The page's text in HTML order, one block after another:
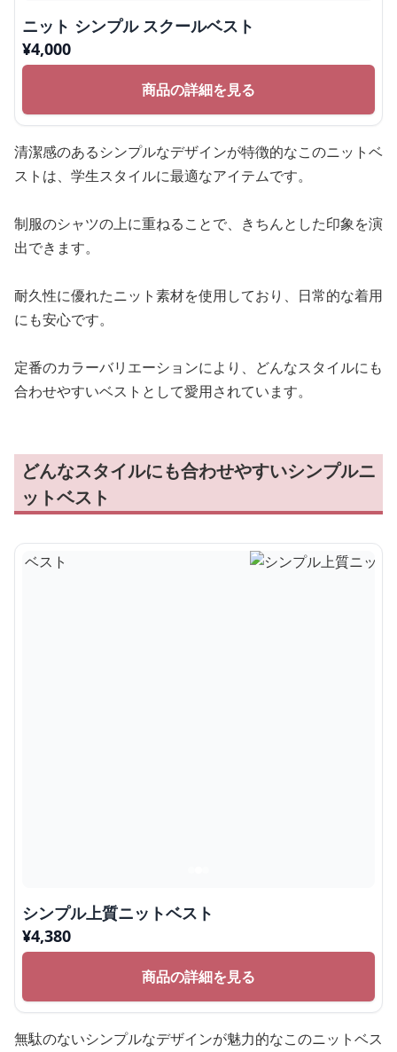
ニット シンプル スクールベスト
¥4,000
商品の詳細を見る
清潔感のあるシンプルなデザインが特徴的なこのニットベ
ストは、学生スタイルに最適なアイテムです。
制服のシャツの上に重ねることで、きちんとした印象を演
出できます。
耐久性に優れたニット素材を使用しており、日常的な着用
にも安心です。
定番のカラーバリエーションにより、どんなスタイルにも
合わせやすいベストとして愛用されています。
どんなスタイルにも合わせやすいシンプルニ
ットベスト
シンプル上質ニットベスト
¥4,380
商品の詳細を見る
無駄のないシンプルなデザインが魅力的なこのニットベス